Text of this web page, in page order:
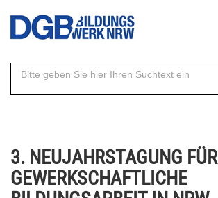
Direkt
Inhalt
3. NEUJAHRSTAGUNG FÜR
GEWERKSCHAFTLICHE